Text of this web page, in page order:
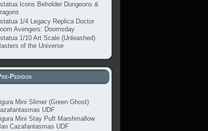
Icons Beholder Dungeons &
1/4 Legacy Replica Doctor
Avengers: Doomsday
1/10 Art Scale (Unleashed)
of the Universe
Pedidos
Mini Slimer (Green Ghost)
UDF
Mini Stay Puft Marshmallow
Cazafantasmas UDF